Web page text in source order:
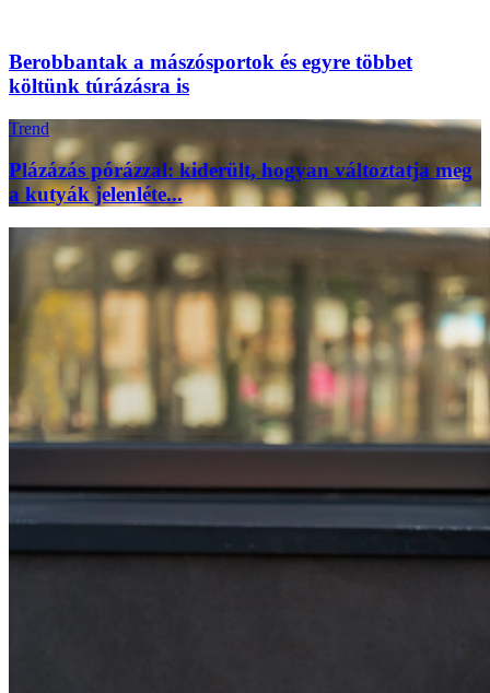
Berobbantak a mászósportok és egyre többet
költünk túrázásra is
Trend
Plázázás pórázzal: kiderült, hogyan változtatja meg
a kutyák jelenléte...